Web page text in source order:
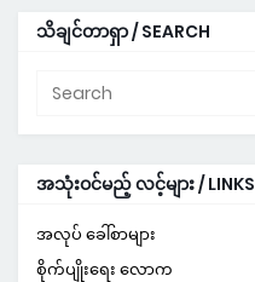
သိချင်တာရှာ / SEARCH
အသုံးဝင်မည့် လင့်များ / LINKS
အလုပ် ခေါ်စာများ
စိုက်ပျိုးရေး လောက